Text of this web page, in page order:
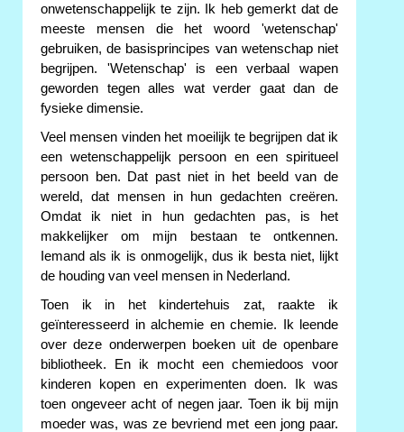
onwetenschappelijk te zijn. Ik heb gemerkt dat de
meeste mensen die het woord 'wetenschap'
gebruiken, de basisprincipes van wetenschap niet
begrijpen. 'Wetenschap' is een verbaal wapen
geworden tegen alles wat verder gaat dan de
fysieke dimensie.
Veel mensen vinden het moeilijk te begrijpen dat ik
een wetenschappelijk persoon en een spiritueel
persoon ben. Dat past niet in het beeld van de
wereld, dat mensen in hun gedachten creëren.
Omdat ik niet in hun gedachten pas, is het
makkelijker om mijn bestaan te ontkennen.
Iemand als ik is onmogelijk, dus ik besta niet, lijkt
de houding van veel mensen in Nederland.
Toen ik in het kindertehuis zat, raakte ik
geïnteresseerd in alchemie en chemie. Ik leende
over deze onderwerpen boeken uit de openbare
bibliotheek. En ik mocht een chemiedoos voor
kinderen kopen en experimenten doen. Ik was
toen ongeveer acht of negen jaar. Toen ik bij mijn
moeder was, was ze bevriend met een jong paar.